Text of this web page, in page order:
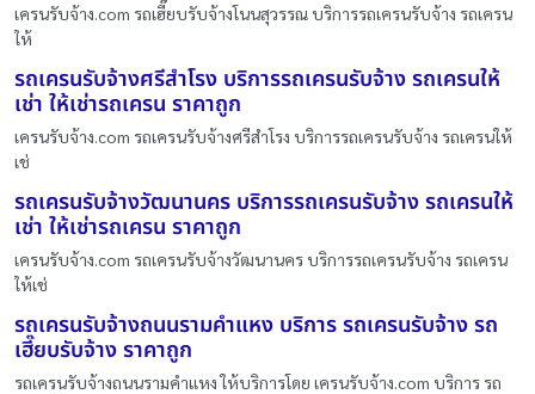
เครนรับจ้าง.com รถเฮี๊ยบรับจ้างโนนสุวรรณ บริการรถเครนรับจ้าง รถเครน
ให้
รถเครนรับจ้างศรีสำโรง บริการรถเครนรับจ้าง รถเครนให้
เช่า ให้เช่ารถเครน ราคาถูก
เครนรับจ้าง.com รถเครนรับจ้างศรีสำโรง บริการรถเครนรับจ้าง รถเครนให้
เช่
รถเครนรับจ้างวัฒนานคร บริการรถเครนรับจ้าง รถเครนให้
เช่า ให้เช่ารถเครน ราคาถูก
เครนรับจ้าง.com รถเครนรับจ้างวัฒนานคร บริการรถเครนรับจ้าง รถเครน
ให้เช่
รถเครนรับจ้างถนนรามคําแหง บริการ รถเครนรับจ้าง รถ
เฮี๊ยบรับจ้าง ราคาถูก
รถเครนรับจ้างถนนรามคําแหง ให้บริการโดย เครนรับจ้าง.com บริการ รถ